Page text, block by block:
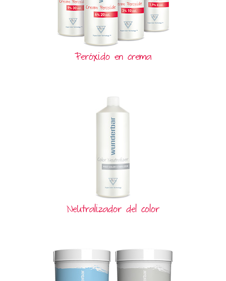
Peróxido en crema
Neutralizador del color